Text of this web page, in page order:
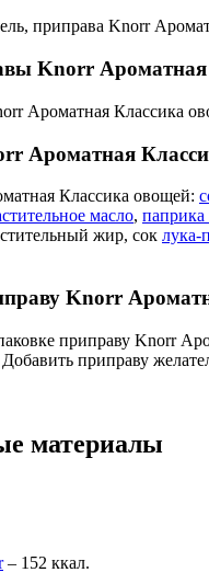
приправа Knorr
Knorr
Ароматная Классика
Ароматная
Классика овощей:
масло, паприка
жир, сок лука-
Knorr
приправу Knorr
приправу
материалы
– 152 ккал.